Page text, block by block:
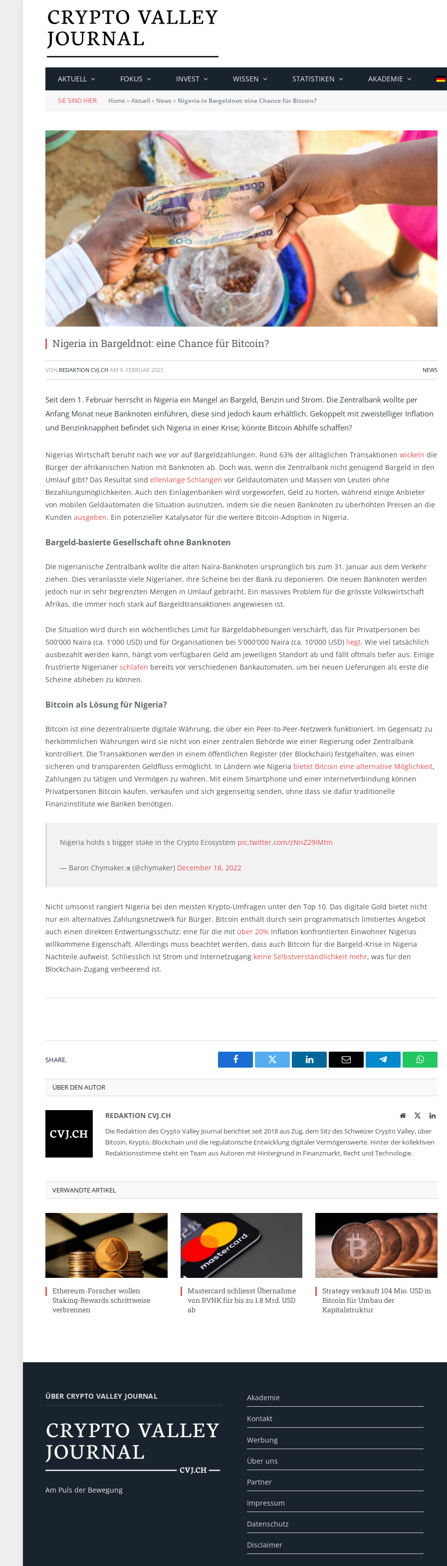
AKTUELL FOKUS INVEST WISSEN STATISTIKEN AKADEMIE
SIE SIND HIER: Home »Aktuell » News » Nigeria in Bargeldnot: eine Chance für Bitcoin?
Nigeria in Bargeldnot: eine Chance für Bitcoin?
VON REDAKTION CVJ.CH AM 9. FEBRUAR 2023 NEWS
Seit dem 1. Februar herrscht in Nigeria ein Mangel an Bargeld, Benzin und Strom. Die Zentralbank wollte per
Anfang Monat neue Banknoten einführen, diese sind jedoch kaum erhältlich. Gekoppelt mit zweistelliger Inflation
und Benzinknappheit befindet sich Nigeria in einer Krise; könnte Bitcoin Abhilfe schaffen?
Nigerias Wirtschaft beruht nach wie vor auf Bargeldzahlungen. Rund 63% der alltäglichen Transaktionen wickeln die
Bürger der afrikanischen Nation mit Banknoten ab. Doch was, wenn die Zentralbank nicht genügend Bargeld in den
Umlauf gibt? Das Resultat sind ellenlange Schlangen vor Geldautomaten und Massen von Leuten ohne
Bezahlungsmöglichkeiten. Auch den Einlagenbanken wird vorgeworfen, Geld zu horten, während einige Anbieter
von mobilen Geldautomaten die Situation ausnutzen, indem sie die neuen Banknoten zu überhöhten Preisen an die
Kunden ausgeben. Ein potenzieller Katalysator für die weitere Bitcoin-Adoption in Nigeria.
Bargeld-basierte Gesellschaft ohne Banknoten
Die nigerianische Zentralbank wollte die alten Naira-Banknoten ursprünglich bis zum 31. Januar aus dem Verkehr
ziehen. Dies veranlasste viele Nigerianer, ihre Scheine bei der Bank zu deponieren. Die neuen Banknoten werden
jedoch nur in sehr begrenzten Mengen in Umlauf gebracht. Ein massives Problem für die grösste Volkswirtschaft
Afrikas, die immer noch stark auf Bargeldtransaktionen angewiesen ist.
Die Situation wird durch ein wöchentliches Limit für Bargeldabhebungen verschärft, das für Privatpersonen bei
500'000 Naira (ca. 1'000 USD) und für Organisationen bei 5'000'000 Naira (ca. 10'000 USD) liegt. Wie viel tatsächlich
ausbezahlt werden kann, hängt vom verfügbaren Geld am jeweiligen Standort ab und fällt oftmals tiefer aus. Einige
frustrierte Nigerianer schlafen bereits vor verschiedenen Bankautomaten, um bei neuen Lieferungen als erste die
Scheine abheben zu können.
Bitcoin als Lösung für Nigeria?
Bitcoin ist eine dezentralisierte digitale Währung, die über ein Peer-to-Peer-Netzwerk funktioniert. Im Gegensatz zu
herkömmlichen Währungen wird sie nicht von einer zentralen Behörde wie einer Regierung oder Zentralbank
kontrolliert. Die Transaktionen werden in einem öffentlichen Register (der Blockchain) festgehalten, was einen
sicheren und transparenten Geldfluss ermöglicht. In Ländern wie Nigeria bietet Bitcoin eine alternative Möglichkeit,
Zahlungen zu tätigen und Vermögen zu wahren. Mit einem Smartphone und einer Internetverbindung können
Privatpersonen Bitcoin kaufen, verkaufen und sich gegenseitig senden, ohne dass sie dafür traditionelle
Finanzinstitute wie Banken benötigen.
Nigeria holds s bigger stake in the Crypto Ecosystem pic.twitter.com/zNnZ29iMtm
— Baron Chymaker.𝛑 (@chymaker) December 18, 2022
Nicht umsonst rangiert Nigeria bei den meisten Krypto-Umfragen unter den Top 10. Das digitale Gold bietet nicht
nur ein alternatives Zahlungsnetzwerk für Bürger. Bitcoin enthält durch sein programmatisch limitiertes Angebot
auch einen direkten Entwertungsschutz; eine für die mit über 20% Inflation konfrontierten Einwohner Nigerias
willkommene Eigenschaft. Allerdings muss beachtet werden, dass auch Bitcoin für die Bargeld-Krise in Nigeria
Nachteile aufweist. Schliesslich ist Strom und Internetzugang keine Selbstverständlichkeit mehr, was für den
Blockchain-Zugang verheerend ist.
SHARE.
Facebook Twitter LinkedIn Email Telegram
ÜBER DEN AUTOR
REDAKTION CVJ.CH WebsiteTwitter
Die Redaktion des Crypto Valley Journal berichtet seit 2018 aus Zug, dem Sitz des Schweizer Crypto Valley, über
Bitcoin, Krypto, Blockchain und die regulatorische Entwicklung digitaler Vermögenswerte. Hinter der kollektiven
Redaktionsstimme steht ein Team aus Autoren mit Hintergrund in Finanzmarkt, Recht und Technologie.
VERWANDTE ARTIKEL
Ethereum-Forscher wollen
Staking-Rewards schrittweise
verbrennen
Mastercard schliesst Übernahme
von BVNK für bis zu 1.8 Mrd. USD
ab
Strategy verkauft 104 Mio. USD in
Bitcoin für Umbau der
Kapitalstruktur
ÜBER CRYPTO VALLEY JOURNAL
Am Puls der Bewegung
Akademie
Kontakt
Werbung
Über uns
Partner
Impressum
Datenschutz
Disclaimer